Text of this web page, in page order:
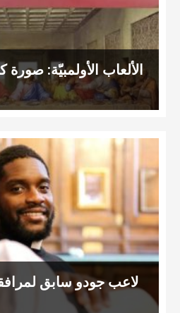
الألعاب الأولمبيّة: صورة
لاعب جودو سابق